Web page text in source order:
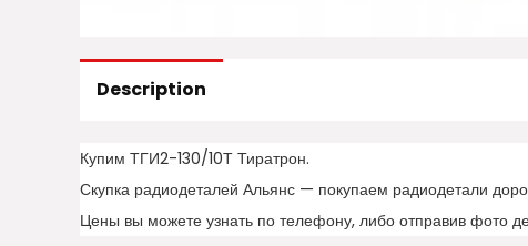
Description
Купим ТГИ2-130/10Т Тиратрон.
Скупка радиодеталей Альянс — покупаем радиодетали
Цены вы можете узнать по телефону, либо отправив фото